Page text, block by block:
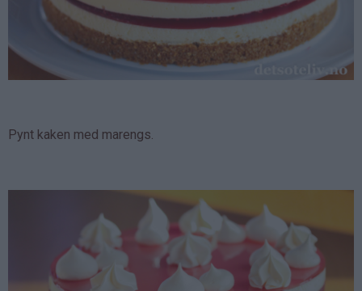
Pynt kaken med marengs.